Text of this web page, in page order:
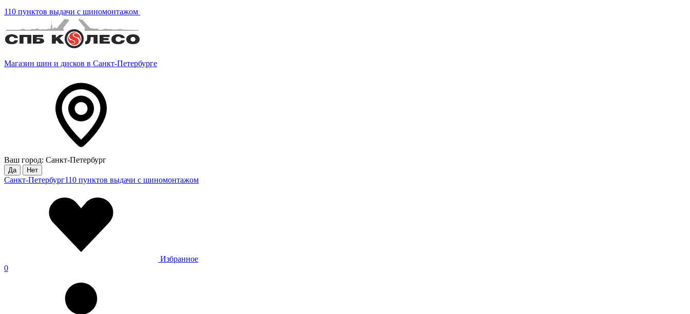
110 пунктов выдачи с шиномонтажом
Магазин шин и дисков в Санкт-Петербурге
Ваш город: Санкт-Петербург
Да Нет
Санкт-Петербург110 пунктов выдачи с шиномонтажом
Избранное
0